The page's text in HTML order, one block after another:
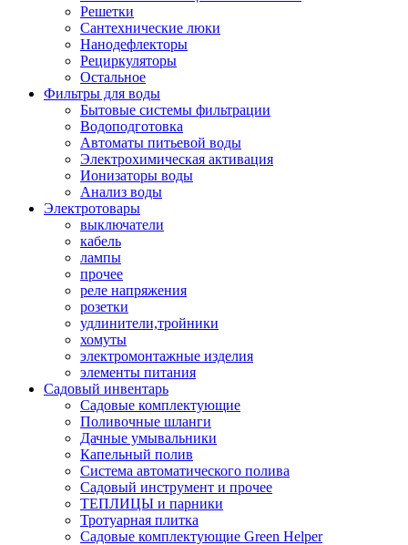
Решетки
Сантехнические люки
Нанодефлекторы
Рециркуляторы
Остальное
Фильтры для воды
Бытовые системы фильтрации
Водоподготовка
Автоматы питьевой воды
Электрохимическая активация
Ионизаторы воды
Анализ воды
Электротовары
выключатели
кабель
лампы
прочее
реле напряжения
розетки
удлинители,тройники
хомуты
электромонтажные изделия
элементы питания
Садовый инвентарь
Садовые комплектующие
Поливочные шланги
Дачные умывальники
Капельный полив
Система автоматического полива
Садовый инструмент и прочее
ТЕПЛИЦЫ и парники
Тротуарная плитка
Садовые комплектующие Green Helper